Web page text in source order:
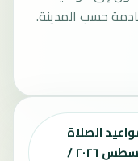
حسب المدينة.
الصلاة
لشهر أغسطس ٢٠٢٦ /